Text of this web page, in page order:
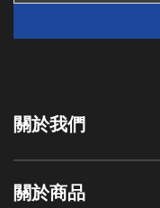
關於我們
關於商品